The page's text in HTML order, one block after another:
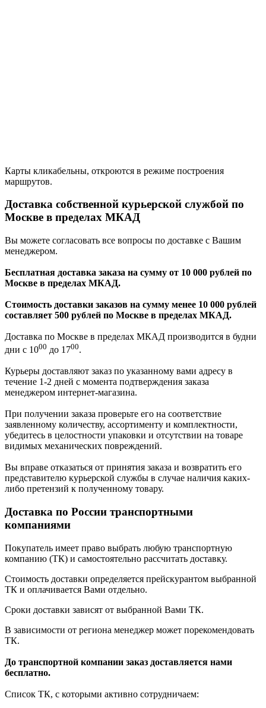
Карты кликабельны, откроются в режиме построения
маршрутов.
Доставка собственной курьерской службой по
Москве в пределах МКАД
Вы можете согласовать все вопросы по доставке с Вашим
менеджером.
Бесплатная доставка заказа на сумму от 10 000 рублей по
Москве в пределах МКАД.
Стоимость доставки заказов на сумму менее 10 000 рублей
составляет 500 рублей по Москве в пределах МКАД.
Доставка по Москве в пределах МКАД производится в будни
дни с 1000 до 1700.
Курьеры доставляют заказ по указанному вами адресу в
течение 1-2 дней с момента подтверждения заказа
менеджером интернет-магазина.
При получении заказа проверьте его на соответствие
заявленному количеству, ассортименту и комплектности,
убедитесь в целостности упаковки и отсутствии на товаре
видимых механических повреждений.
Вы вправе отказаться от принятия заказа и возвратить его
представителю курьерской службы в случае наличия каких-
либо претензий к полученному товару.
Доставка по России транспортными
компаниями
Покупатель имеет право выбрать любую транспортную
компанию (ТК) и самостоятельно рассчитать доставку.
Стоимость доставки определяется прейскурантом выбранной
ТК и оплачивается Вами отдельно.
Сроки доставки зависят от выбранной Вами ТК.
В зависимости от региона менеджер может порекомендовать
ТК.
До транспортной компании заказ доставляется нами
бесплатно.
Список ТК, с которыми активно сотрудничаем: